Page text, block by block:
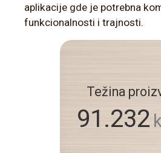
aplikacije gde je potrebna
funkcionalnosti i trajnosti.
Težina
91.232